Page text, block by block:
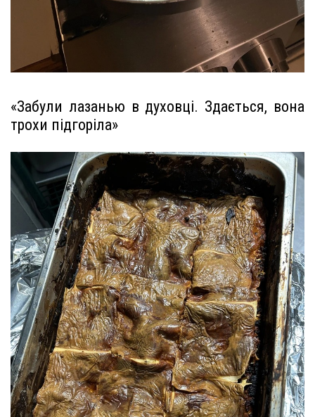
«Забули лазанью в духовці. Здається, вона
трохи підгоріла»